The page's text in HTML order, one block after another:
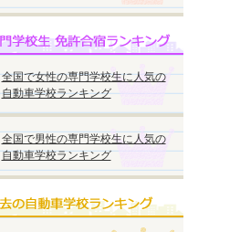
全国で女性の専門学校生に人気の
自動車学校ランキング
全国で男性の専門学校生に人気の
自動車学校ランキング